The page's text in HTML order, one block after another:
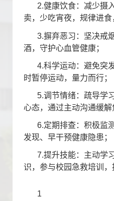
2.健康饮食：减少摄
卖，少吃宵夜，规律进食
3.摒弃恶习：坚决戒
酒，守护心血管健康；
4.科学运动：避免突
时暂停运动，量力而行；
5.调节情绪：疏导学
心态，通过主动沟通缓解
6.定期排查：积极监
发现、早干预健康隐患；
7.提升技能：主动学
识，参与校园急救培训，
1